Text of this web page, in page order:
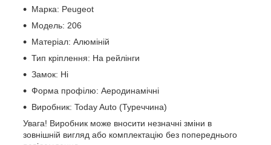
Марка: Peugeot
Модель: 206
Матеріал: Алюміній
Тип кріплення: На рейлінги
Замок: Ні
Форма профілю: Аеродинамічні
Виробник: Today Auto (Туреччина)
Увага! Виробник може вносити незначні зміни в
зовнішній вигляд або комплектацію без попереднього